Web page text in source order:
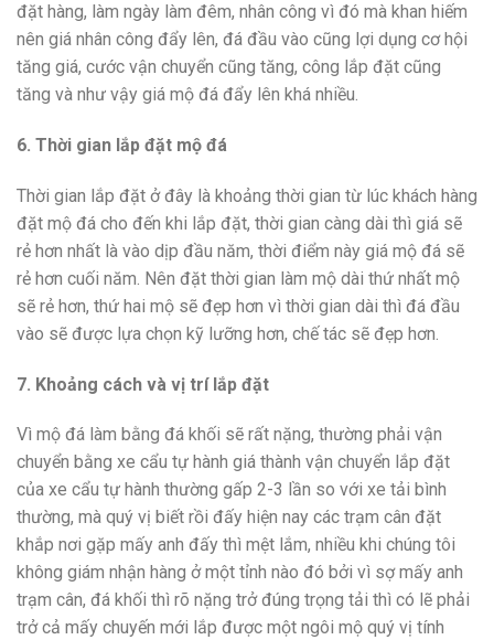
đặt hàng, làm ngày làm đêm, nhân công vì đó mà khan hiếm
nên giá nhân công đẩy lên, đá đầu vào cũng lợi dụng cơ hội
tăng giá, cước vận chuyển cũng tăng, công lắp đặt cũng
tăng và như vậy giá mộ đá đẩy lên khá nhiều.
6. Thời gian lắp đặt mộ đá
Thời gian lắp đặt ở đây là khoảng thời gian từ lúc khách hàng
đặt mộ đá cho đến khi lắp đặt, thời gian càng dài thì giá sẽ
rẻ hơn nhất là vào dịp đầu năm, thời điểm này giá mộ đá sẽ
rẻ hơn cuối năm. Nên đặt thời gian làm mộ dài thứ nhất mộ
sẽ rẻ hơn, thứ hai mộ sẽ đẹp hơn vì thời gian dài thì đá đầu
vào sẽ được lựa chọn kỹ lưỡng hơn, chế tác sẽ đẹp hơn.
7. Khoảng cách và vị trí lắp đặt
Vì mộ đá làm bằng đá khối sẽ rất nặng, thường phải vận
chuyển bằng xe cẩu tự hành giá thành vận chuyển lắp đặt
của xe cẩu tự hành thường gấp 2-3 lần so với xe tải bình
thường, mà quý vị biết rồi đấy hiện nay các trạm cân đặt
khắp nơi gặp mấy anh đấy thì mệt lắm, nhiều khi chúng tôi
không giám nhận hàng ở một tỉnh nào đó bởi vì sợ mấy anh
trạm cân, đá khối thì rõ nặng trở đúng trọng tải thì có lẽ phải
trở cả mấy chuyến mới lắp được một ngôi mộ quý vị tính